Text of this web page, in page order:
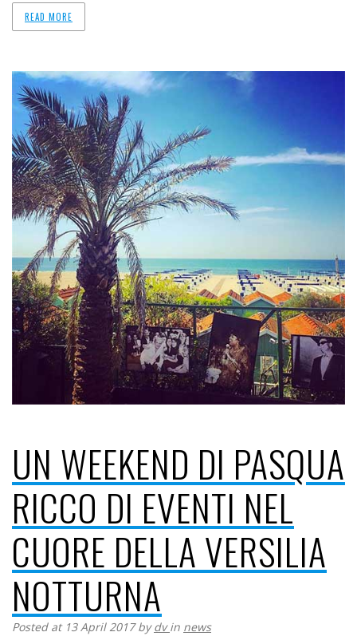
READ MORE
UN WEEKEND DI PASQUA
RICCO DI EVENTI NEL
CUORE DELLA VERSILIA
NOTTURNA
Posted at 13 April 2017 bydvin news